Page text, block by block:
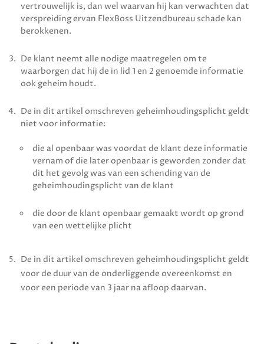
vertrouwelijk is, dan wel waarvan hij kan verwachten dat
verspreiding ervan FlexBoss Uitzendbureau schade kan
berokkenen.
De klant neemt alle nodige maatregelen om te
waarborgen dat hij de in lid 1 en 2 genoemde informatie
ook geheim houdt.
De in dit artikel omschreven geheimhoudingsplicht geldt
niet voor informatie:
die al openbaar was voordat de klant deze informatie
vernam of die later openbaar is geworden zonder dat
dit het gevolg was van een schending van de
geheimhoudingsplicht van de klant
die door de klant openbaar gemaakt wordt op grond
van een wettelijke plicht
De in dit artikel omschreven geheimhoudingsplicht geldt
voor de duur van de onderliggende overeenkomst en
voor een periode van 3 jaar na afloop daarvan.